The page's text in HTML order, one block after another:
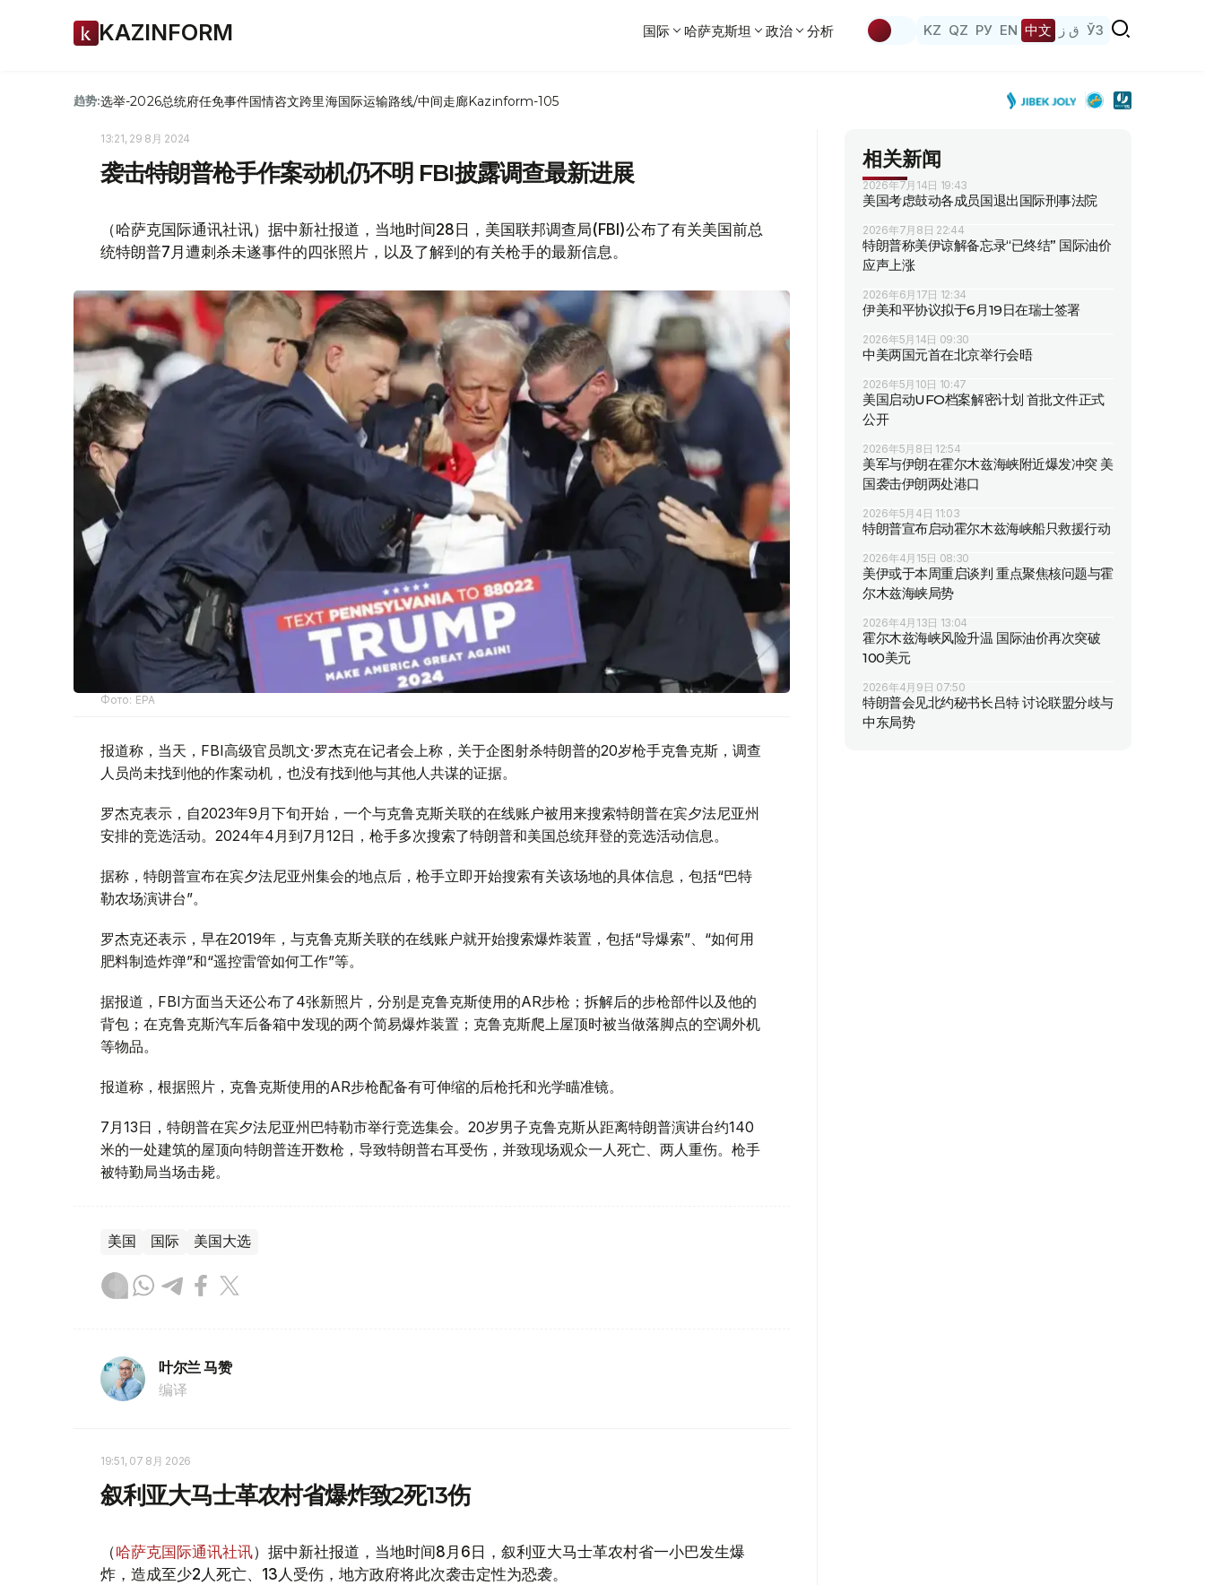
KAZINFORM 国际 哈萨克斯坦 政治 分析 KZ QZ РУ EN 中文 ق ز ЎЗ
趋势:选举-2026总统府任免事件国情咨文跨里海国际运输路线/中间走廊Kazinform-105
13:21, 29 8月 2024
袭击特朗普枪手作案动机仍不明 FBI披露调查最新进展
（哈萨克国际通讯社讯）据中新社报道，当地时间28日，美国联邦调查局(FBI)公布了有关美国前总
统特朗普7月遭刺杀未遂事件的四张照片，以及了解到的有关枪手的最新信息。
Фото: EPA
报道称，当天，FBI高级官员凯文·罗杰克在记者会上称，关于企图射杀特朗普的20岁枪手克鲁克斯，调查
人员尚未找到他的作案动机，也没有找到他与其他人共谋的证据。
罗杰克表示，自2023年9月下旬开始，一个与克鲁克斯关联的在线账户被用来搜索特朗普在宾夕法尼亚州
安排的竞选活动。2024年4月到7月12日，枪手多次搜索了特朗普和美国总统拜登的竞选活动信息。
据称，特朗普宣布在宾夕法尼亚州集会的地点后，枪手立即开始搜索有关该场地的具体信息，包括“巴特
勒农场演讲台”。
罗杰克还表示，早在2019年，与克鲁克斯关联的在线账户就开始搜索爆炸装置，包括“导爆索”、“如何用
肥料制造炸弹”和“遥控雷管如何工作”等。
据报道，FBI方面当天还公布了4张新照片，分别是克鲁克斯使用的AR步枪；拆解后的步枪部件以及他的
背包；在克鲁克斯汽车后备箱中发现的两个简易爆炸装置；克鲁克斯爬上屋顶时被当做落脚点的空调外机
等物品。
报道称，根据照片，克鲁克斯使用的AR步枪配备有可伸缩的后枪托和光学瞄准镜。
7月13日，特朗普在宾夕法尼亚州巴特勒市举行竞选集会。20岁男子克鲁克斯从距离特朗普演讲台约140
米的一处建筑的屋顶向特朗普连开数枪，导致特朗普右耳受伤，并致现场观众一人死亡、两人重伤。枪手
被特勤局当场击毙。
美国 国际 美国大选
叶尔兰 马赞
编译
19:51, 07 8月 2026
叙利亚大马士革农村省爆炸致2死13伤
（哈萨克国际通讯社讯）据中新社报道，当地时间8月6日，叙利亚大马士革农村省一小巴发生爆
炸，造成至少2人死亡、13人受伤，地方政府将此次袭击定性为恐袭。
相关新闻
2026年7月14日 19:43
美国考虑鼓动各成员国退出国际刑事法院
2026年7月8日 22:44
特朗普称美伊谅解备忘录“已终结” 国际油价
应声上涨
2026年6月17日 12:34
伊美和平协议拟于6月19日在瑞士签署
2026年5月14日 09:30
中美两国元首在北京举行会晤
2026年5月10日 10:47
美国启动UFO档案解密计划 首批文件正式
公开
2026年5月8日 12:54
美军与伊朗在霍尔木兹海峡附近爆发冲突 美
国袭击伊朗两处港口
2026年5月4日 11:03
特朗普宣布启动霍尔木兹海峡船只救援行动
2026年4月15日 08:30
美伊或于本周重启谈判 重点聚焦核问题与霍
尔木兹海峡局势
2026年4月13日 13:04
霍尔木兹海峡风险升温 国际油价再次突破
100美元
2026年4月9日 07:50
特朗普会见北约秘书长吕特 讨论联盟分歧与
中东局势